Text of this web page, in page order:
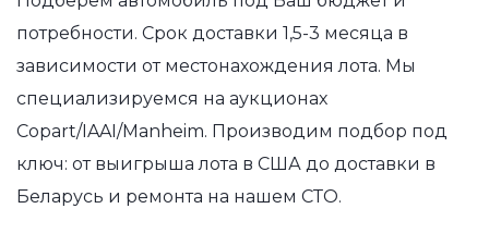
потребности. Срок доставки 1,5-3 месяца в
зависимости от местонахождения лота. Мы
специализируемся на аукционах
Copart/IAAI/Manheim. Производим подбор под
ключ: от выигрыша лота в США до доставки в
Беларусь и ремонта на нашем СТО.